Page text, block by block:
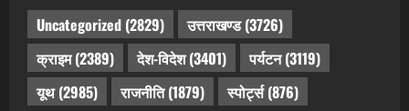
Uncategorized (2829) उत्तराखण्ड(3726)
क्राइम(2389) देश-विदेश(3401) पर्यटन(3119)
यूथ(2985) राजनीति(1879) स्पोर्ट्स(876)